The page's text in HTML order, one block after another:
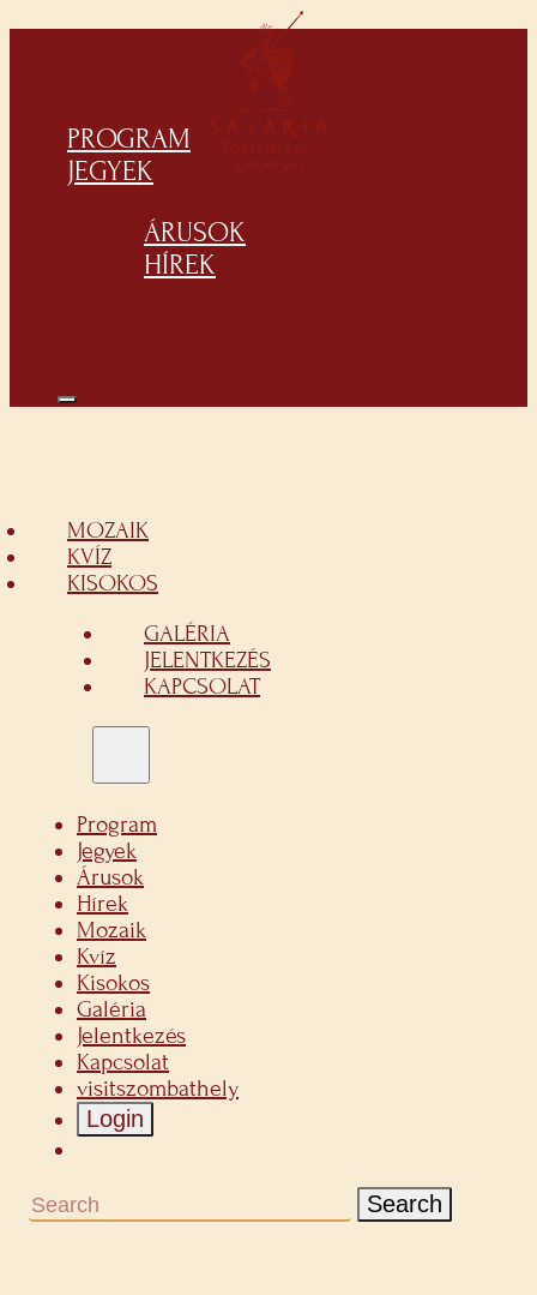
PROGRAM
JEGYEK
ÁRUSOK
HÍREK
MOZAIK
KVÍZ
KISOKOS
GALÉRIA
JELENTKEZÉS
KAPCSOLAT
Program
Jegyek
Árusok
Hírek
Mozaik
Kvíz
Kisokos
Galéria
Jelentkezés
Kapcsolat
visitszombathely
Login
Search